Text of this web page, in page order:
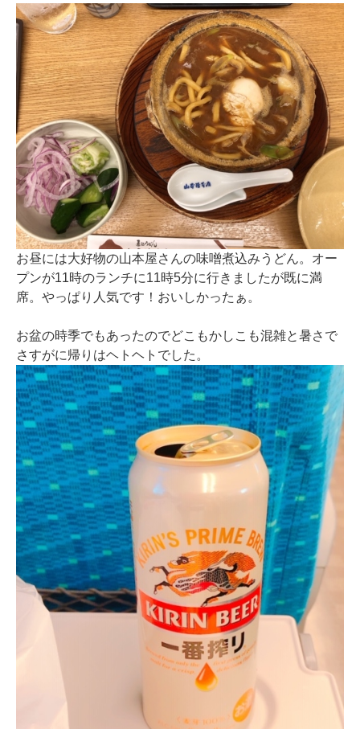
お昼には大好物の山本屋さんの味噌煮込みうどん。オー
プンが11時のランチに11時5分に行きましたが既に満
席。やっぱり人気です！おいしかったぁ。
お盆の時季でもあったのでどこもかしこも混雑と暑さで
さすがに帰りはヘトヘトでした。